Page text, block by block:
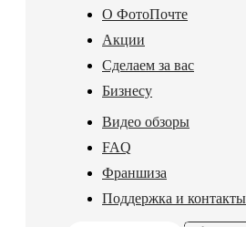
О ФотоПочте
Акции
Сделаем за вас
Бизнесу
Видео обзоры
FAQ
Франшиза
Поддержка и контакты